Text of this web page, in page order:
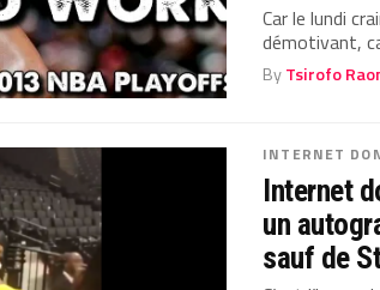
Car le lundi
démotivant,
ByTsirofo
INTERNET
Internet
un
sauf de